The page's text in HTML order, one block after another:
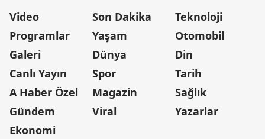
Video
Programlar
Galeri
Canlı Yayın
A Haber Özel
Gündem
Ekonomi
Son Dakika
Yaşam
Dünya
Spor
Magazin
Viral
Teknoloji
Otomobil
Din
Tarih
Sağlık
Yazarlar